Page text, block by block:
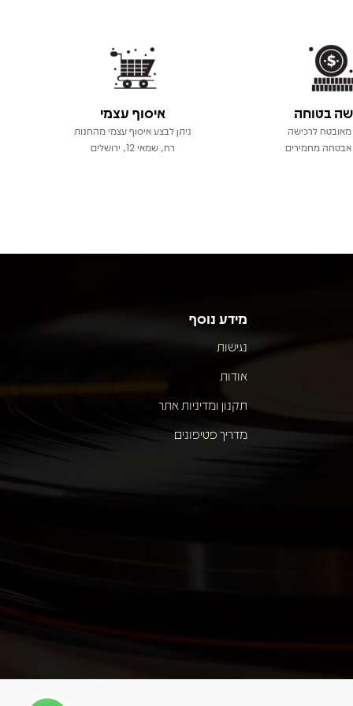
בטוחה
לרכישה
אבטחה מחמירים
איסוף עצמי
ניתן לבצע איסוף עצמי מהחנות
רח, שמאי 12, ירושלים
מידע נוסף
נגישות
אודות
תקנון ומדיניות אתר
מדריך פטיפונים